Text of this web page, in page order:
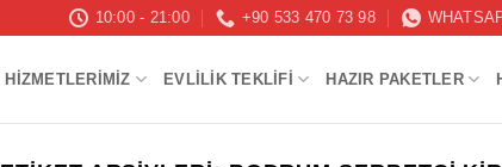
10:00 - 21:00 +90 533 470 73 98
HIZMETLERIMIZ EVLILIK TEKLIFI HAZIR PAKETLER